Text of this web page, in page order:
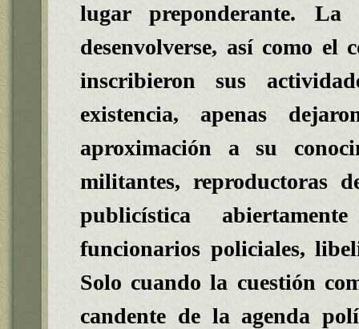
lugar preponderante.
desenvolverse, así como
inscribieron sus
existencia, apenas
aproximación a su
militantes, reproductoras
publicística
funcionarios policiales,
Solo cuando la cuestión
candente de la agenda